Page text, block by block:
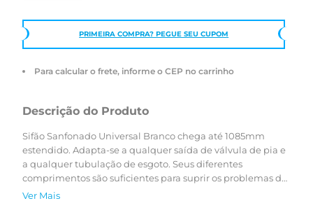
PRIMEIRA COMPRA? PEGUE SEU CUPOM
Para calcular o frete, informe o CEP no carrinho
Descrição do Produto
Sifão Sanfonado Universal Branco chega até 1085mm
estendido. Adapta-se a qualquer saída de válvula de pia e
a qualquer tubulação de esgoto. Seus diferentes
comprimentos são suficientes para suprir os problemas de
instalação presentes em residências. Corrige possíveis
Ver Mais